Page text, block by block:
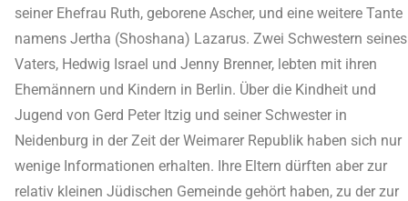
seiner Ehefrau Ruth, geborene Ascher, und eine weitere Tante
namens Jertha (Shoshana) Lazarus. Zwei Schwestern seines
Vaters, Hedwig Israel und Jenny Brenner, lebten mit ihren
Ehemännern und Kindern in Berlin. Über die Kindheit und
Jugend von Gerd Peter Itzig und seiner Schwester in
Neidenburg in der Zeit der Weimarer Republik haben sich nur
wenige Informationen erhalten. Ihre Eltern dürften aber zur
relativ kleinen Jüdischen Gemeinde gehört haben, zu der zur